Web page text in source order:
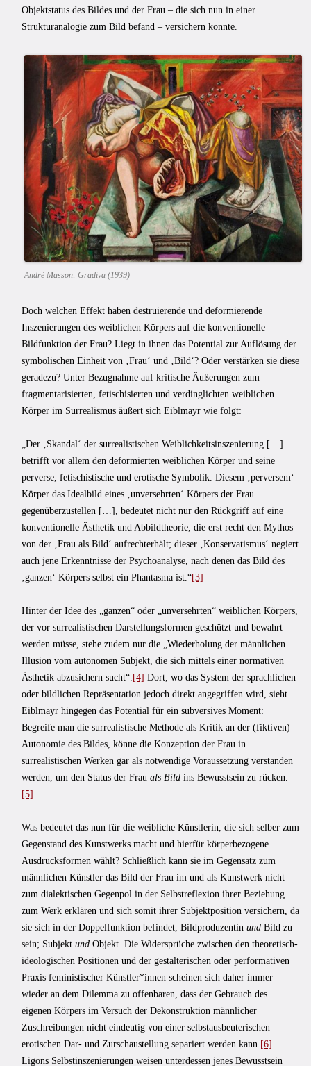
Objektstatus des Bildes und der Frau – die sich nun in einer
Strukturanalogie zum Bild befand – versichern konnte.
André Masson: Gradiva (1939)
Doch welchen Effekt haben destruierende und deformierende
Inszenierungen des weiblichen Körpers auf die konventionelle
Bildfunktion der Frau? Liegt in ihnen das Potential zur Auflösung der
symbolischen Einheit von ‚Frau‘ und ‚Bild‘? Oder verstärken sie diese
geradezu? Unter Bezugnahme auf kritische Äußerungen zum
fragmentarisierten, fetischisierten und verdinglichten weiblichen
Körper im Surrealismus äußert sich Eiblmayr wie folgt:
„Der ‚Skandal‘ der surrealistischen Weiblichkeitsinszenierung […]
betrifft vor allem den deformierten weiblichen Körper und seine
perverse, fetischistische und erotische Symbolik. Diesem ‚perversem‘
Körper das Idealbild eines ‚unversehrten‘ Körpers der Frau
gegenüberzustellen […], bedeutet nicht nur den Rückgriff auf eine
konventionelle Ästhetik und Abbildtheorie, die erst recht den Mythos
von der ‚Frau als Bild‘ aufrechterhält; dieser ‚Konservatismus‘ negiert
auch jene Erkenntnisse der Psychoanalyse, nach denen das Bild des
‚ganzen‘ Körpers selbst ein Phantasma ist.“[3]
Hinter der Idee des „ganzen“ oder „unversehrten“ weiblichen Körpers,
der vor surrealistischen Darstellungsformen geschützt und bewahrt
werden müsse, stehe zudem nur die „Wiederholung der männlichen
Illusion vom autonomen Subjekt, die sich mittels einer normativen
Ästhetik abzusichern sucht“. [4] Dort, wo das System der sprachlichen
oder bildlichen Repräsentation jedoch direkt angegriffen wird, sieht
Eiblmayr hingegen das Potential für ein subversives Moment:
Begreife man die surrealistische Methode als Kritik an der (fiktiven)
Autonomie des Bildes, könne die Konzeption der Frau in
surrealistischen Werken gar als notwendige Voraussetzung verstanden
werden, um den Status der Frau als Bild ins Bewusstsein zu rücken.
[5]
Was bedeutet das nun für die weibliche Künstlerin, die sich selber zum
Gegenstand des Kunstwerks macht und hierfür körperbezogene
Ausdrucksformen wählt? Schließlich kann sie im Gegensatz zum
männlichen Künstler das Bild der Frau im und als Kunstwerk nicht
zum dialektischen Gegenpol in der Selbstreflexion ihrer Beziehung
zum Werk erklären und sich somit ihrer Subjektposition versichern, da
sie sich in der Doppelfunktion befindet, Bildproduzentin und Bild zu
sein; Subjekt und Objekt. Die Widersprüche zwischen den theoretisch-
ideologischen Positionen und der gestalterischen oder performativen
Praxis feministischer Künstler*innen scheinen sich daher immer
wieder an dem Dilemma zu offenbaren, dass der Gebrauch des
eigenen Körpers im Versuch der Dekonstruktion männlicher
Zuschreibungen nicht eindeutig von einer selbstausbeuterischen
erotischen Dar- und Zurschaustellung separiert werden kann. [6]
Ligons Selbstinszenierungen weisen unterdessen jenes Bewusstsein